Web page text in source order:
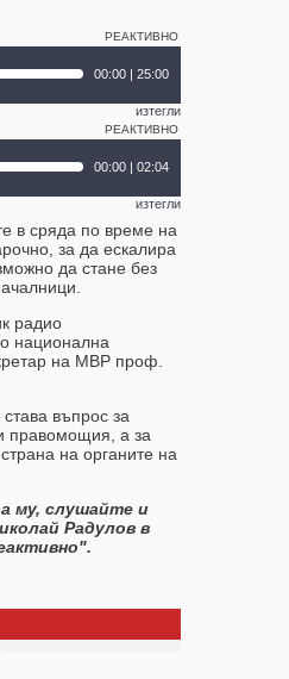
РЕАКТИВНО
00:00 | 25:00
изтегли
РЕАКТИВНО
00:00 | 02:04
изтегли
в сряда по време на
за да ескалира
да стане без
радио
национална
на МВР проф.
въпрос за
правомощия, а за
на органите на
му, слушайте и
Радулов в